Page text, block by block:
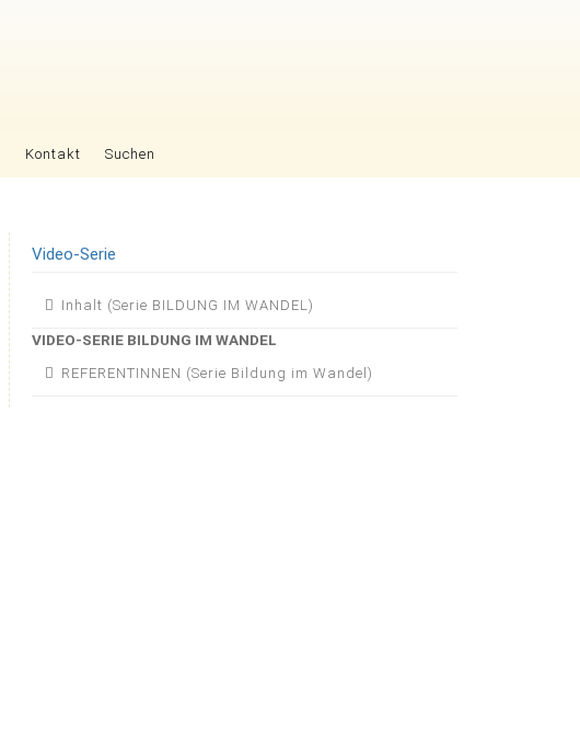
Kontakt Suchen
Video-Serie
Navigation
Inhalt (Serie BILDUNG IM WANDEL)
VIDEO-SERIE BILDUNG IM WANDEL
REFERENTINNEN (Serie Bildung im Wandel)